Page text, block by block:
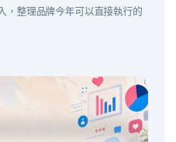
，整理品牌今年可以直接執行的